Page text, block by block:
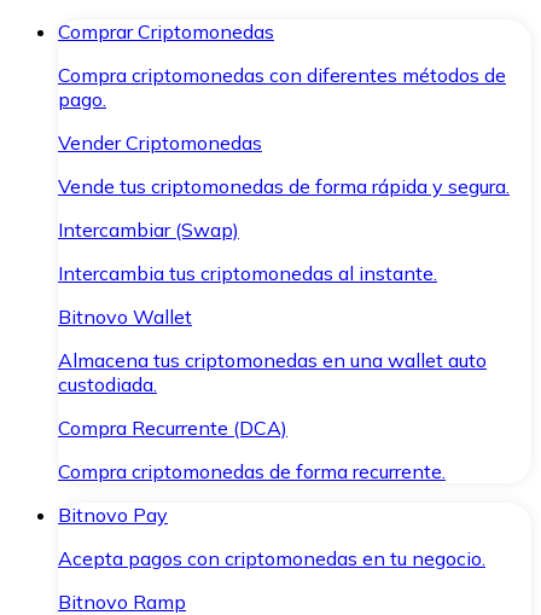
Comprar Criptomonedas
Compra criptomonedas con diferentes métodos de
pago.
Vender Criptomonedas
Vende tus criptomonedas de forma rápida y segura.
Intercambiar (Swap)
Intercambia tus criptomonedas al instante.
Bitnovo Wallet
Almacena tus criptomonedas en una wallet auto
custodiada.
Compra Recurrente (DCA)
Compra criptomonedas de forma recurrente.
Bitnovo Pay
Acepta pagos con criptomonedas en tu negocio.
Bitnovo Ramp